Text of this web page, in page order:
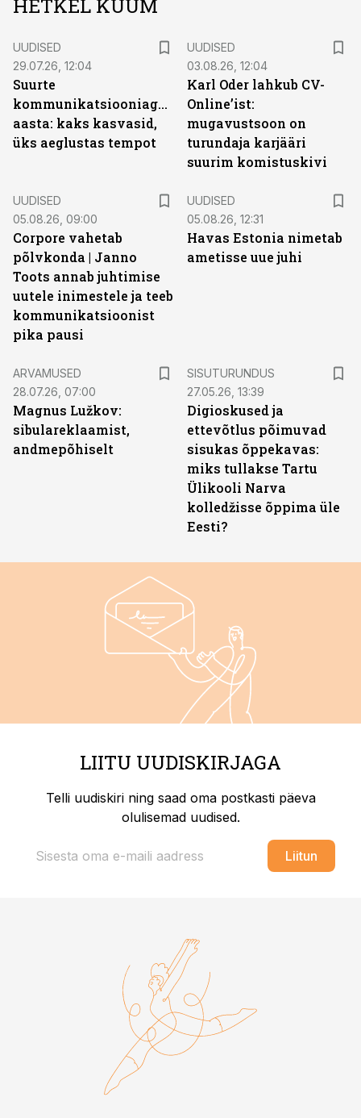
HETKEL KUUM
UUDISED
29.07.26, 12:04
Suurte
kommunikatsiooniagentuuride
aasta: kaks kasvasid,
üks aeglustas tempot
UUDISED
03.08.26, 12:04
Karl Oder lahkub CV-
Online’ist:
mugavustsoon on
turundaja karjääri
suurim komistuskivi
UUDISED
05.08.26, 09:00
Corpore vahetab
põlvkonda | Janno
Toots annab juhtimise
uutele inimestele ja teeb
kommunikatsioonist
pika pausi
UUDISED
05.08.26, 12:31
Havas Estonia nimetab
ametisse uue juhi
ARVAMUSED
28.07.26, 07:00
Magnus Lužkov:
sibulareklaamist,
andmepõhiselt
SISUTURUNDUS
27.05.26, 13:39
Digioskused ja
ettevõtlus põimuvad
sisukas õppekavas:
miks tullakse Tartu
Ülikooli Narva
kolledžisse õppima üle
Eesti?
LIITU UUDISKIRJAGA
Telli uudiskiri ning saad oma postkasti päeva
olulisemad uudised.
Liitun